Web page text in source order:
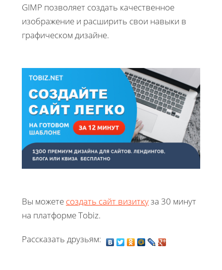
GIMP позволяет создать качественное
изображение и расширить свои навыки в
графическом дизайне.
Вы можете создать сайт визиткуза 30 минут
на платформе Tobiz.
Рассказать друзьям: